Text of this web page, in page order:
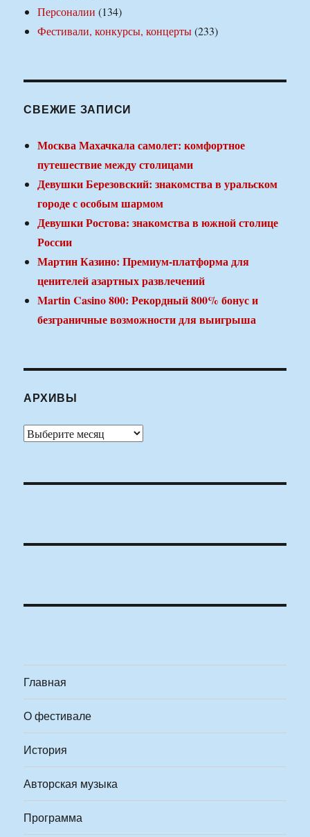
Персоналии (134)
Фестивали, конкурсы, концерты(233)
СВЕЖИЕ ЗАПИСИ
Москва Махачкала самолет: комфортное
путешествие между столицами
Девушки Березовский: знакомства в уральском
городе с особым шармом
Девушки Ростова: знакомства в южной столице
России
Мартин Казино: Премиум-платформа для
ценителей азартных развлечений
Martin Casino 800: Рекордный 800% бонус и
безграничные возможности для выигрыша
АРХИВЫ
Архивы
Главная
О фестивале
История
Авторская музыка
Программа